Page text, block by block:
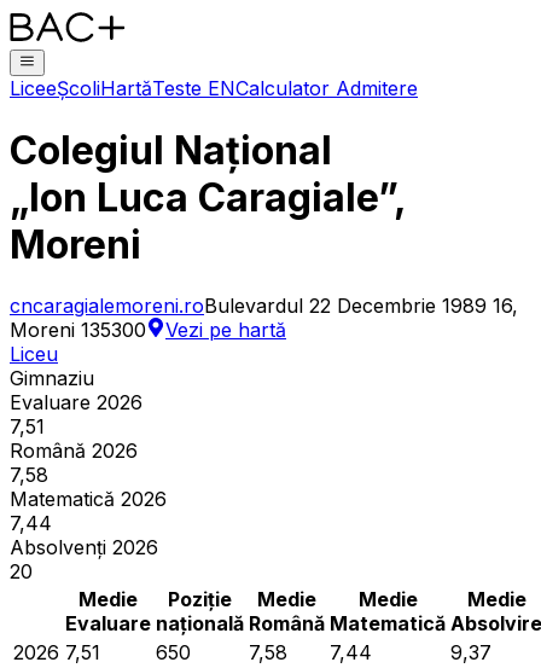
LiceeȘcoliHartăTeste ENCalculator Admitere
Colegiul Național
„Ion Luca Caragiale”,
Moreni
cncaragialemoreni.roBulevardul 22 Decembrie 1989 16,
Moreni 135300
Vezi pe hartă
Liceu
Gimnaziu
Evaluare 2026
7,51
Română 2026
7,58
Matematică 2026
7,44
Absolvenți 2026
20
Medie
Evaluare
Poziție
națională
Medie
Română
Medie
Matematică
Medie
Absolvire
2026 7,51 650 7,58 7,44
9,37